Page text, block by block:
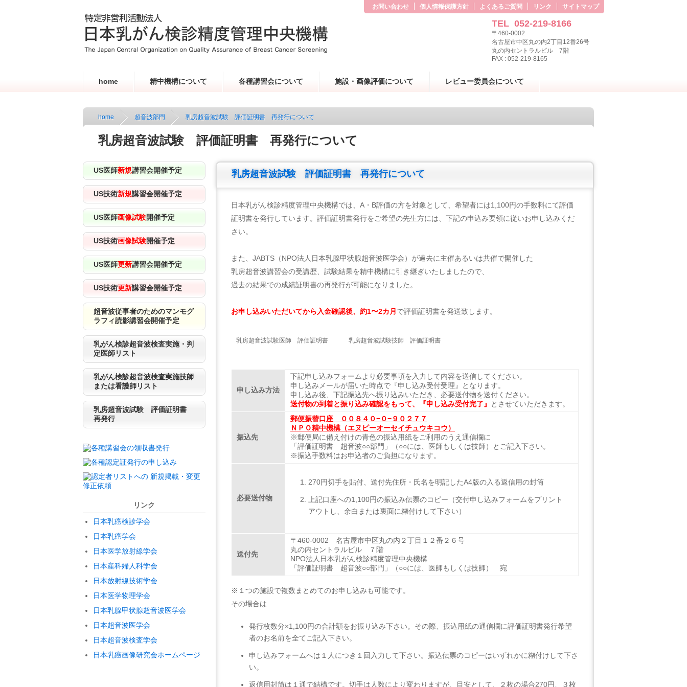
サイトマップ
リンク
よくあるご質問
個人情報保護方針
お問い合わせ
TEL 052-219-8166
〒460-0002
名古屋市中区丸の内2丁目12番26号
丸の内セントラルビル 7階
FAX : 052-219-8165
home 精中機構について 各種講習会について 施設・画像評価について レビュー委員会について
home 超音波部門 乳房超音波試験 評価証明書 再発行について
乳房超音波試験 評価証明書 再発行について
乳房超音波試験 評価証明書 再発行について
日本乳がん検診精度管理中央機構では、A・B評価の方を対象として、希望者には1,100円の手数料にて評価
証明書を発行しています。評価証明書発行をご希望の先生方には、下記の申込み要領に従いお申し込みくだ
さい。
また、JABTS（NPO法人日本乳腺甲状腺超音波医学会）が過去に主催あるいは共催で開催した
乳房超音波講習会の受講歴、試験結果を精中機構に引き継ぎいたしましたので、
過去の結果での成績証明書の再発行が可能になりました。
お申し込みいただいてから入金確認後、約1〜2カ月 で評価証明書を発送致します。
乳房超音波試験医師 評価証明書 乳房超音波試験技師 評価証明書
申し込み方法
下記申し込みフォームより必要事項を入力して内容を送信してください。
申し込みメールが届いた時点で『申し込み受付受理』となります。
申し込み後、下記振込先へ振り込みいただき、必要送付物を送付ください。
送付物の到着と振り込み確認をもって、『申し込み受付完了』
とさせていただきます。
振込先
郵便振替口座 ００８４０−０−９０２７７
ＮＰＯ精中機構（エヌピーオーセイチュウキコウ）
※郵便局に備え付けの青色の振込用紙をご利用のうえ通信欄に
「評価証明書 超音波○○部門」（○○には、医師もしくは技師）とご記入下さい。
※振込手数料はお申込者のご負担になります。
必要送付物
270円切手を貼付、送付先住所・氏名を明記したA4版の入る返信用の封筒
上記口座への1,100円の振込み伝票のコピー（交付申し込みフォームをプリント
アウトし、余白または裏面に糊付けして下さい）
送付先
〒460-0002 名古屋市中区丸の内２丁目１２番２６号
丸の内セントラルビル ７階
NPO法人日本乳がん検診精度管理中央機構
「評価証明書 超音波○○部門」（○○には、医師もしくは技師） 宛
※１つの施設で複数まとめてのお申し込みも可能です。
その場合は
発行枚数分×1,100円の合計額をお振り込み下さい。その際、振込用紙の通信欄に評価証明書発行希望
者のお名前を全てご記入下さい。
申し込みフォームへは１人につき１回入力して下さい。振込伝票のコピーはいずれかに糊付けして下さ
い。
返信用封筒は１通で結構です。切手は人数により変わりますが、目安として、２枚の場合270円、３枚
US医師新規講習会開催予定
US技術新規講習会開催予定
US医師画像試験開催予定
US技術画像試験開催予定
US医師更新講習会開催予定
US技術更新講習会開催予定
超音波従事者のためのマンモグ
ラフィ読影講習会開催予定
乳がん検診超音波検査実施・判
定医師リスト
乳がん検診超音波検査実施技師
または看護師リスト
乳房超音波試験 評価証明書
再発行
リンク
日本乳癌検診学会
日本乳癌学会
日本医学放射線学会
日本産科婦人科学会
日本放射線技術学会
日本医学物理学会
日本乳腺甲状腺超音波医学会
日本超音波医学会
日本超音波検査学会
日本乳癌画像研究会ホームページ